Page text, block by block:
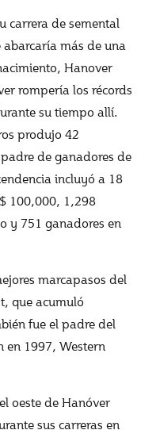
carrera de semental
más de una
Hanover
rompería los récords
su tiempo allí.
produjo 42
de ganadores de
incluyó a 18
100,000, 1,298
y 751 ganadores en
marcapasos del
que acumuló
fue el padre del
en 1997, Western
oeste de Hanóver
sus carreras en